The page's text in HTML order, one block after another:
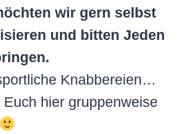
wir gern selbst
und bitten Jeden
Knabbereien…
hier gruppenweise